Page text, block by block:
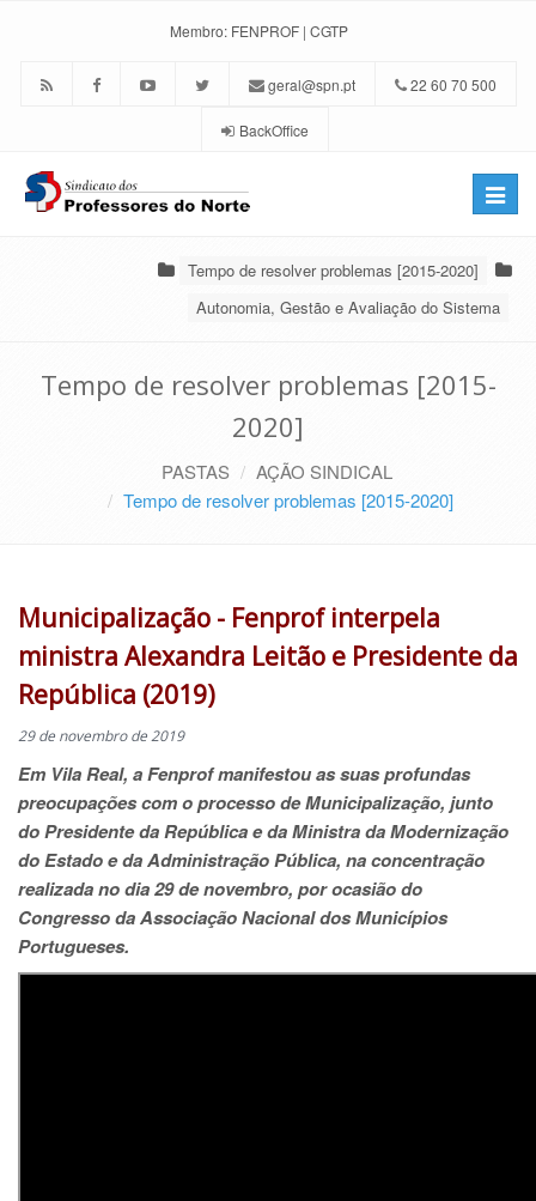
Membro: FENPROF | CGTP
geral@spn.pt 22 60 70 500
BackOffice
Toggle
Tempo de resolver problemas [2015-2020]
Autonomia, Gestão e Avaliação do Sistema
Tempo de resolver problemas [2015-
2020]
PASTAS
AÇÃO SINDICAL
Tempo de resolver problemas [2015-2020]
Municipalização - Fenprof interpela
ministra Alexandra Leitão e Presidente da
República (2019)
29 de novembro de 2019
Em Vila Real, a Fenprof manifestou as suas profundas
preocupações com o processo de Municipalização, junto
do Presidente da República e da Ministra da Modernização
do Estado e da Administração Pública, na concentração
realizada no dia 29 de novembro, por ocasião do
Congresso da Associação Nacional dos Municípios
Portugueses.